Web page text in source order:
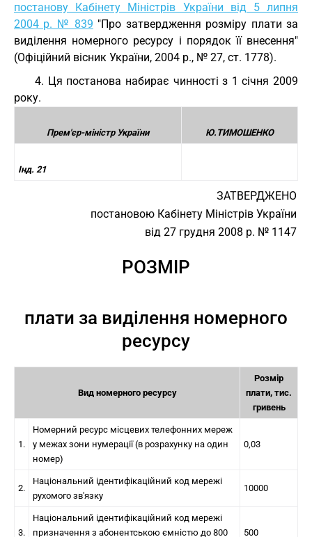
постанову Кабінету Міністрів України від 5 липня
2004 р. № 839 "Про затвердження розміру плати за
виділення номерного ресурсу і порядок її внесення"
(Офіційний вісник України, 2004 р., № 27, ст. 1778).
4. Ця постанова набирає чинності з 1 січня 2009
року.
Прем'єр-міністр України Ю.ТИМОШЕНКО
Інд. 21
ЗАТВЕРДЖЕНО
постановою Кабінету Міністрів України
від 27 грудня 2008 р. № 1147
РОЗМІР
плати за виділення номерного
ресурсу
Вид номерного ресурсу
Розмір
плати, тис.
гривень
1.
Номерний ресурс місцевих телефонних мереж
у межах зони нумерації (в розрахунку на один
номер)
0,03
2.
Національний ідентифікаційний код мережі
рухомого зв'язку
10000
3.
Національний ідентифікаційний код мережі
призначення з абонентською ємністю до 800
500